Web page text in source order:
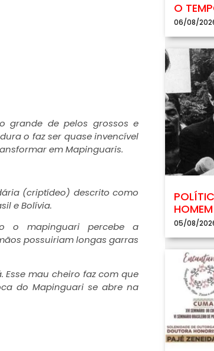
grande de pelos grossos e
o faz ser quase invencível
em Mapinguaris.
(criptídeo) descrito como
e Bolívia.
o mapinguari percebe a
possuiriam longas garras
mau cheiro faz com que
do Mapinguari se abre na
O
06/08/
05/08/